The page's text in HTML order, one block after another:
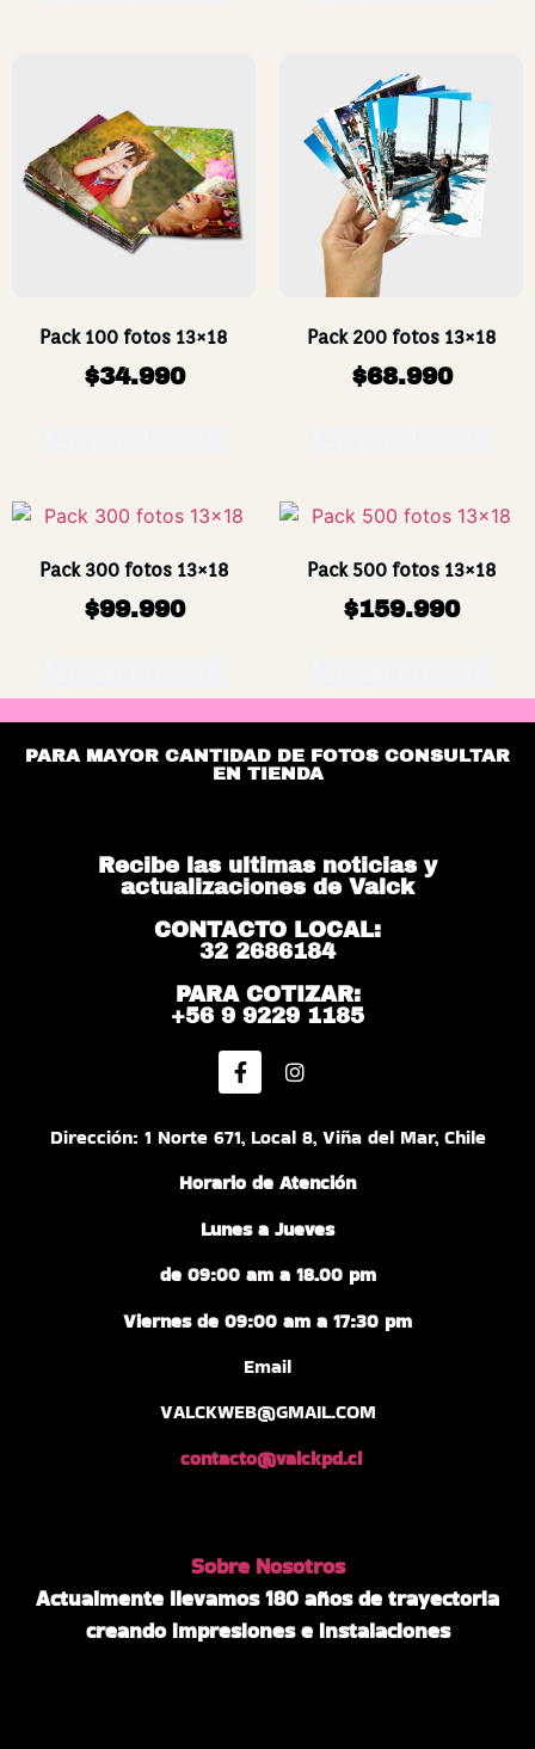
Pack 100 fotos 13×18
$34.990
Pack 200 fotos 13×18
$68.990
Pack 300 fotos 13×18
$99.990
Pack 500 fotos 13×18
$159.990
PARA MAYOR CANTIDAD DE FOTOS CONSULTAR
EN TIENDA
Recibe las ultimas noticias y
actualizaciones de Valck
CONTACTO LOCAL:
32 2686184
PARA COTIZAR:
+56 9 9229 1185
Dirección: 1 Norte 671, Local 8, Viña del Mar, Chile
Horario de Atención
Lunes a Jueves
de 09:00 am a 18.00 pm
Viernes de 09:00 am a 17:30 pm
Email
VALCKWEB@GMAIL.COM
contacto@valckpd.cl
Sobre Nosotros
Actualmente llevamos 180 años de trayectoria
creando impresiones e instalaciones